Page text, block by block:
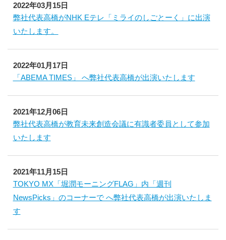
2022年03月15日
弊社代表高橋がNHK Eテレ「ミライのしごとーく」に出演
いたします。
2022年01月17日
「ABEMA TIMES」 へ弊社代表高橋が出演いたします
2021年12月06日
弊社代表高橋が教育未来創造会議に有識者委員として参加
いたします
2021年11月15日
TOKYO MX「堀潤モーニングFLAG」内「週刊
NewsPicks」のコーナーで へ弊社代表高橋が出演いたしま
す